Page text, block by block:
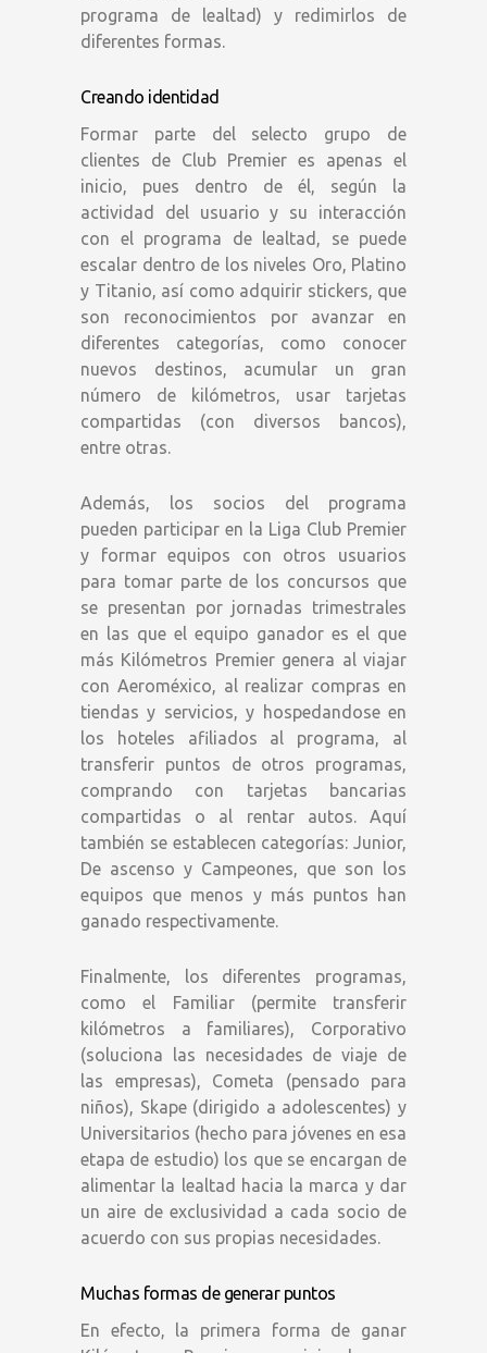
programa de lealtad) y redimirlos de
diferentes formas.
Creando identidad
Formar parte del selecto grupo de
clientes de Club Premier es apenas el
inicio, pues dentro de él, según la
actividad del usuario y su interacción
con el programa de lealtad, se puede
escalar dentro de los niveles Oro, Platino
y Titanio, así como adquirir stickers, que
son reconocimientos por avanzar en
diferentes categorías, como conocer
nuevos destinos, acumular un gran
número de kilómetros, usar tarjetas
compartidas (con diversos bancos),
entre otras.
Además, los socios del programa
pueden participar en la Liga Club Premier
y formar equipos con otros usuarios
para tomar parte de los concursos que
se presentan por jornadas trimestrales
en las que el equipo ganador es el que
más Kilómetros Premier genera al viajar
con Aeroméxico, al realizar compras en
tiendas y servicios, y hospedandose en
los hoteles afiliados al programa, al
transferir puntos de otros programas,
comprando con tarjetas bancarias
compartidas o al rentar autos. Aquí
también se establecen categorías: Junior,
De ascenso y Campeones, que son los
equipos que menos y más puntos han
ganado respectivamente.
Finalmente, los diferentes programas,
como el Familiar (permite transferir
kilómetros a familiares), Corporativo
(soluciona las necesidades de viaje de
las empresas), Cometa (pensado para
niños), Skape (dirigido a adolescentes) y
Universitarios (hecho para jóvenes en esa
etapa de estudio) los que se encargan de
alimentar la lealtad hacia la marca y dar
un aire de exclusividad a cada socio de
acuerdo con sus propias necesidades.
Muchas formas de generar puntos
En efecto, la primera forma de ganar